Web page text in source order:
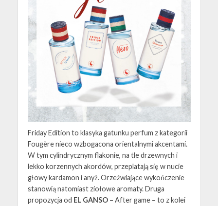
Friday Edition to klasyka gatunku perfum z kategorii
Fougère nieco wzbogacona orientalnymi akcentami.
W tym cylindrycznym flakonie, na tle drzewnych i
lekko korzennych akordów, przeplatają się w nucie
głowy kardamon i anyż. Orzeźwiające wykończenie
stanowią natomiast ziołowe aromaty. Druga
propozycja od EL GANSO – After game – to z kolei